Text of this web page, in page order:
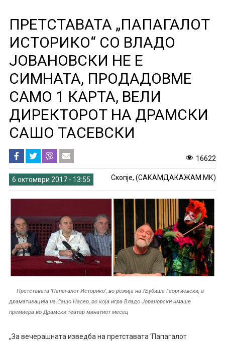
ПРЕТСТАВАТА „ПАПАГАЛОТ
ИСТОРИКО“ СО ВЛАДО
ЈОВАНОВСКИ НЕ Е
СИМНАТА, ПРОДАДОВМЕ
САМО 1 КАРТА, ВЕЛИ
ДИРЕКТОРОТ НА ДРАМСКИ
САШО ТАСЕВСКИ
16622
6 октомври 2017 - 13:55 Скопје, (САКАМДАКАЖАМ.МК)
Претставата 'Папагалот Историко', во режија на Љубиша Георгиевски, а
драматизација на Сашо Насев, во која игра Владо Јовановски имаше
премиера во Драмски театар минатиот месец
„За вечерашната изведба на претставата ‘Папагалот